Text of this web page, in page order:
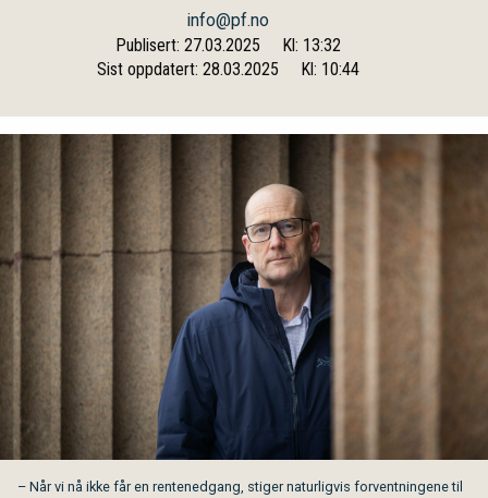
info@pf.no
Publisert: 27.03.2025
Kl: 13:32
Sist oppdatert: 28.03.2025
Kl: 10:44
– Når vi nå ikke får en rentenedgang, stiger naturligvis forventningene til